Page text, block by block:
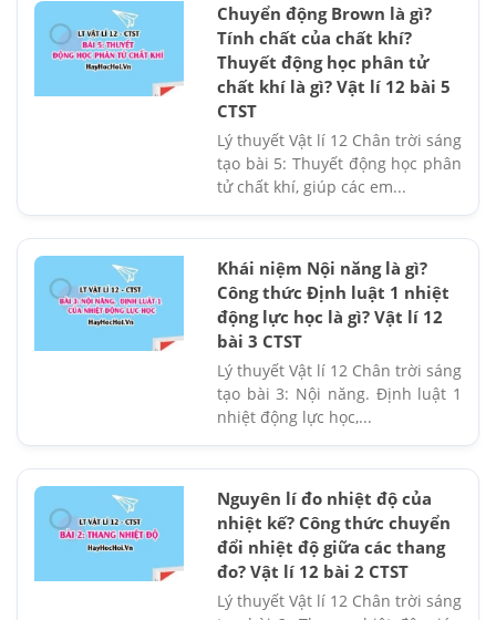
Chuyển động Brown là gì?
Tính chất của chất khí?
Thuyết động học phân tử
chất khí là gì? Vật lí 12 bài 5
CTST
Lý thuyết Vật lí 12 Chân trời sáng
tạo bài 5: Thuyết động học phân
tử chất khí, giúp các em...
Khái niệm Nội năng là gì?
Công thức Định luật 1 nhiệt
động lực học là gì? Vật lí 12
bài 3 CTST
Lý thuyết Vật lí 12 Chân trời sáng
tạo bài 3: Nội năng. Định luật 1
nhiệt động lực học,...
Nguyên lí đo nhiệt độ của
nhiệt kế? Công thức chuyển
đổi nhiệt độ giữa các thang
đo? Vật lí 12 bài 2 CTST
Lý thuyết Vật lí 12 Chân trời sáng